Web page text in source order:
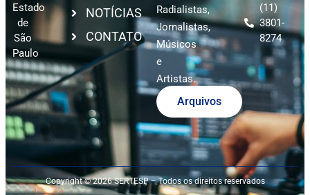
Estado
de
São
Paulo
NOTÍCIAS
CONTATO
Radialistas,
Jornalistas,
Músicos
e
Artistas.
Arquivos
(11)
3801-
8274
Copyright © 2026 SERTESP – Todos os direitos reservados